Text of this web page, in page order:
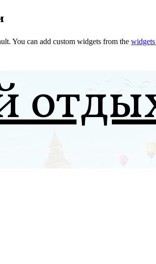
You can add custom widgets from the widgets